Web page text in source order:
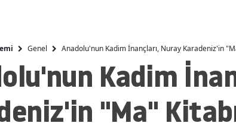
Genel Anadolu'nun Kadim İnançları, Nuray Karadeniz'in
Kadim
"Ma"